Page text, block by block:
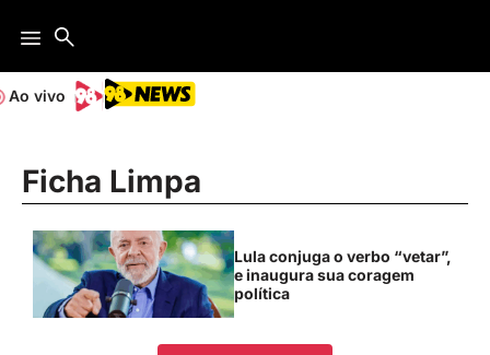
Ao vivo
Ficha Limpa
Lula conjuga o verbo “vetar”,
e inaugura sua coragem
política